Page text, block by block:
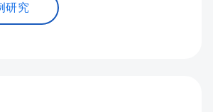
研究